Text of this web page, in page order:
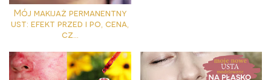
Mój makijaż permanentny
ust: efekt przed i po, cena,
cz...